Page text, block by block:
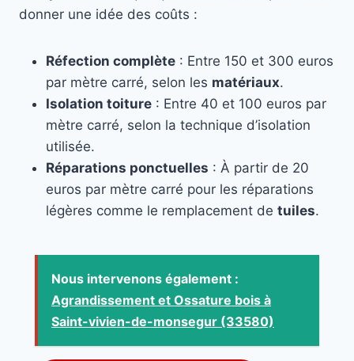
donner une idée des coûts :
Réfection complète : Entre 150 et 300 euros
par mètre carré, selon les matériaux.
Isolation toiture : Entre 40 et 100 euros par
mètre carré, selon la technique d’isolation
utilisée.
Réparations ponctuelles : À partir de 20
euros par mètre carré pour les réparations
légères comme le remplacement de tuiles.
Nous intervenons également :
Agrandissement et Ossature bois à
Saint-vivien-de-monsegur (33580)